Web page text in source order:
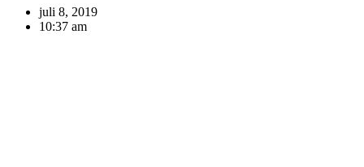
juli 8, 2019
10:37 am